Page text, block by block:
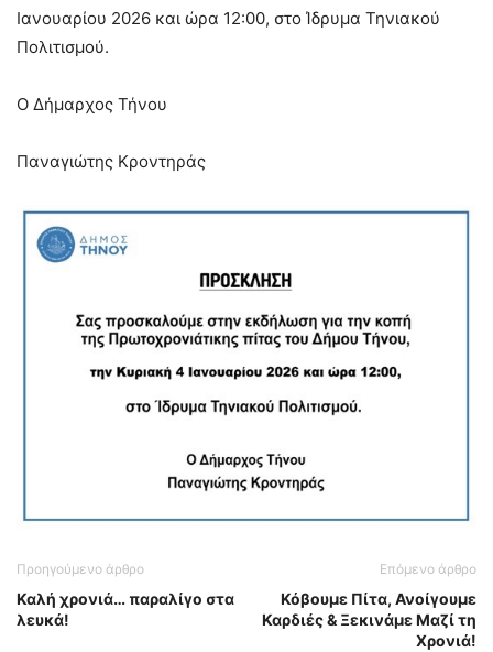
Ιανουαρίου 2026 και ώρα 12:00, στο Ίδρυμα Τηνιακού
Πολιτισμού.
Ο Δήμαρχος Τήνου
Παναγιώτης Κροντηράς
Προηγούμενο άρθρο
Καλή χρονιά… παραλίγο στα
λευκά!
Επόμενο άρθρο
Κόβουμε Πίτα, Ανοίγουμε
Καρδιές & Ξεκινάμε Μαζί τη
Χρονιά!